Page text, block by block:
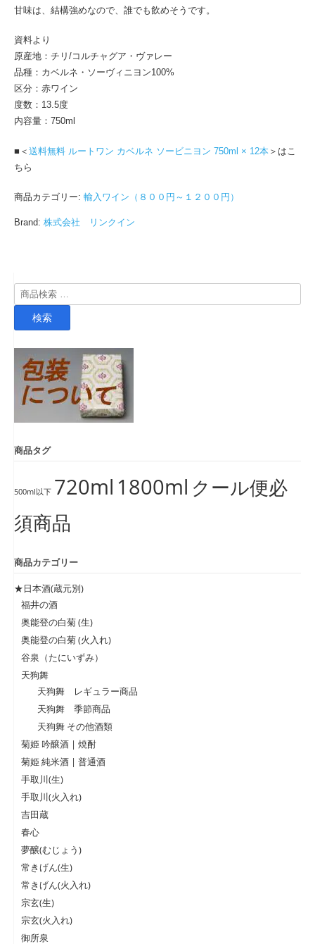
甘味は、結構強めなので、誰でも飲めそうです。
資料より
原産地：チリ/コルチャグア・ヴァレー
品種：カベルネ・ソーヴィニヨン100%
区分：赤ワイン
度数：13.5度
内容量：750ml
■＜ 送料無料 ルートワン カベルネ ソービニヨン 750ml × 12本 ＞はこ
ちら
商品カテゴリー: 輸入ワイン（８００円～１２００円）
Brand: 株式会社 リンクイン
検
索
検索
商品タグ
500ml以下 720ml 1800ml クール便必
須商品
商品カテゴリー
★日本酒(蔵元別)
福井の酒
奥能登の白菊 (生)
奥能登の白菊 (火入れ)
谷泉（たにいずみ）
天狗舞
天狗舞 レギュラー商品
天狗舞 季節商品
天狗舞 その他酒類
菊姫 吟醸酒 | 焼酎
菊姫 純米酒 | 普通酒
手取川(生)
手取川(火入れ)
吉田蔵
春心
夢醸(むじょう)
常きげん(生)
常きげん(火入れ)
宗玄(生)
宗玄(火入れ)
御所泉